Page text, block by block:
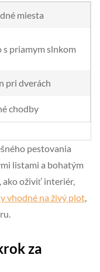
miesta
s priamym slnkom
pri dverách
chodby
pestovania
listami a bohatým
oživiť interiér,
vhodné na živý plot,
za